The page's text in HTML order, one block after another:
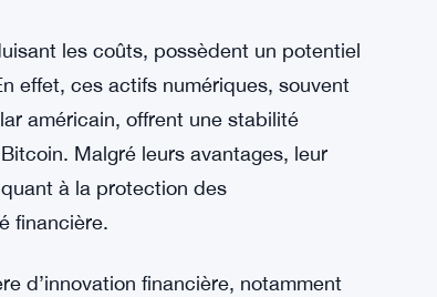
les coûts, possèdent un potentiel
effet, ces actifs numériques, souvent
américain, offrent une stabilité
Malgré leurs avantages, leur
à la protection des
financière.
d’innovation financière, notamment